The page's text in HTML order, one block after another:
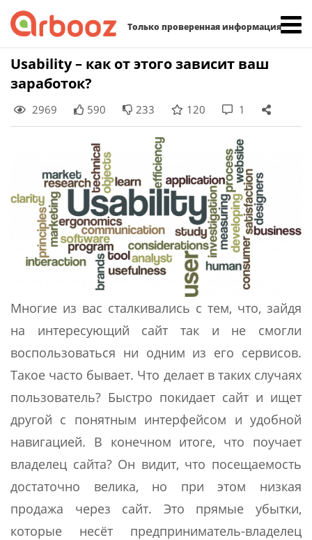
Только проверенная информация
Skip
content
Usability – как от этого зависит ваш
заработок?
2969 590 233 120 1
Многие из вас сталкивались с тем, что, зайдя
на интересующий сайт так и не смогли
воспользоваться ни одним из его сервисов.
Такое часто бывает. Что делает в таких случаях
пользователь? Быстро покидает сайт и ищет
другой с понятным интерфейсом и удобной
навигацией. В конечном итоге, что поучает
владелец сайта? Он видит, что посещаемость
достаточно велика, но при этом низкая
продажа через сайт. Это прямые убытки,
которые несёт предприниматель-владелец
Найти: